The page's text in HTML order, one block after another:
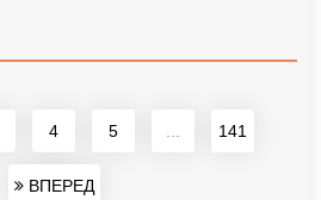
4 5 141
ВПЕРЕД